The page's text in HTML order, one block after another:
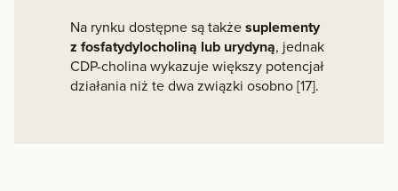
Na rynku dostępne są takżesuplementy
z fosfatydylocholiną lub urydyną, jednak
CDP-cholina wykazuje większy potencjał
działania niż te dwa związki osobno [17].